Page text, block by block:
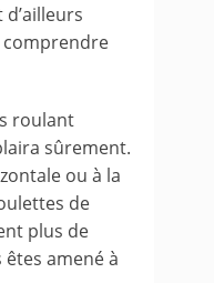
comprendre
roulant
sûrement.
ou à la
de
plus de
amené à